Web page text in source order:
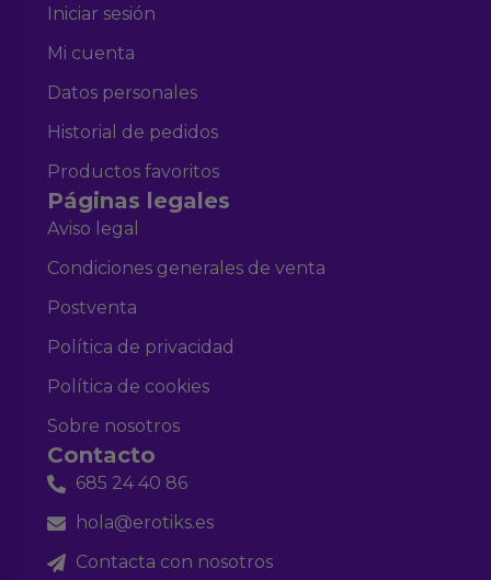
Iniciar sesión
Mi cuenta
Datos personales
Historial de pedidos
Productos favoritos
Páginas legales
Aviso legal
Condiciones generales de venta
Postventa
Política de privacidad
Política de cookies
Sobre nosotros
Contacto
685 24 40 86
hola@erotiks.es
Contacta con nosotros